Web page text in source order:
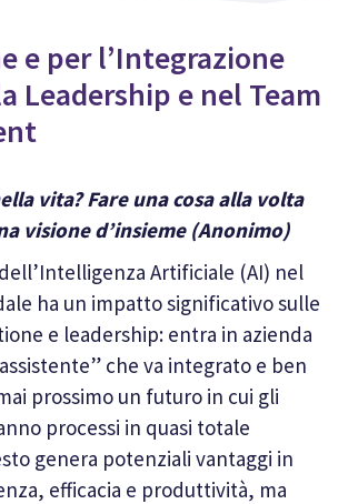
e per l’Integrazione
Leadership e nel Team
vita? Fare una cosa alla volta
visione d’insieme (Anonimo)
Artificiale (AI) nel
ha un impatto significativo sulle
e leadership: entra in azienda
che va integrato e ben
prossimo un futuro in cui gli
processi in quasi totale
genera potenziali vantaggi in
efficacia e produttività, ma